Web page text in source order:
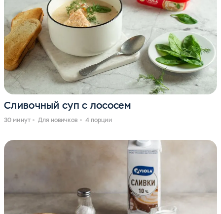
Сливочный суп с лососем
30 минут Для новичков 4 порции